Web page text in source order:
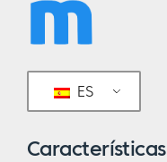
ES
Características